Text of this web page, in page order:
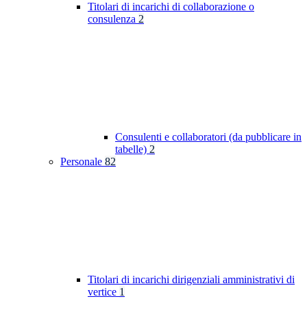
Titolari di incarichi di collaborazione o
consulenza 2
Consulenti e collaboratori (da pubblicare in
tabelle) 2
Personale 82
Titolari di incarichi dirigenziali amministrativi di
vertice 1